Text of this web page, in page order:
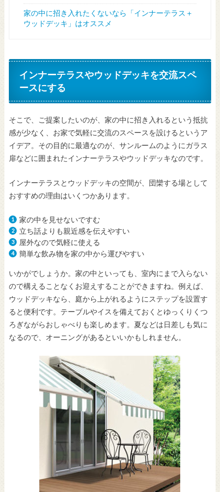
家の中に招き入れたくないなら「インナーテラス＋
ウッドデッキ」はオススメ
インナーテラスやウッドデッキを交流スペ
ースにする
そこで、ご提案したいのが、家の中に招き入れるという抵抗
感が少なく、お家で気軽に交流のスペースを設けるというア
イデア。その目的に最適なのが、サンルームのようにガラス
扉などに囲まれたインナーテラスやウッドデッキなのです。
インナーテラスとウッドデッキの空間が、団欒する場として
おすすめの理由はいくつかあります。
家の中を見せないですむ
立ち話よりも親近感を伝えやすい
屋外なので気軽に使える
簡単な飲み物を家の中から運びやすい
いかがでしょうか。家の中といっても、室内にまで入らない
ので構えることなくお迎えすることができますね。例えば、
ウッドデッキなら、庭から上がれるようにステップを設置す
ると便利です。テーブルやイスを備えておくとゆっくりくつ
ろぎながらおしゃべりも楽しめます。夏などは日差しも気に
なるので、オーニングがあるといいかもしれません。